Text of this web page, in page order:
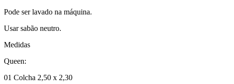
Pode ser lavado na máquina.
Usar sabão neutro.
Medidas
Queen:
01 Colcha 2,50 x 2,30